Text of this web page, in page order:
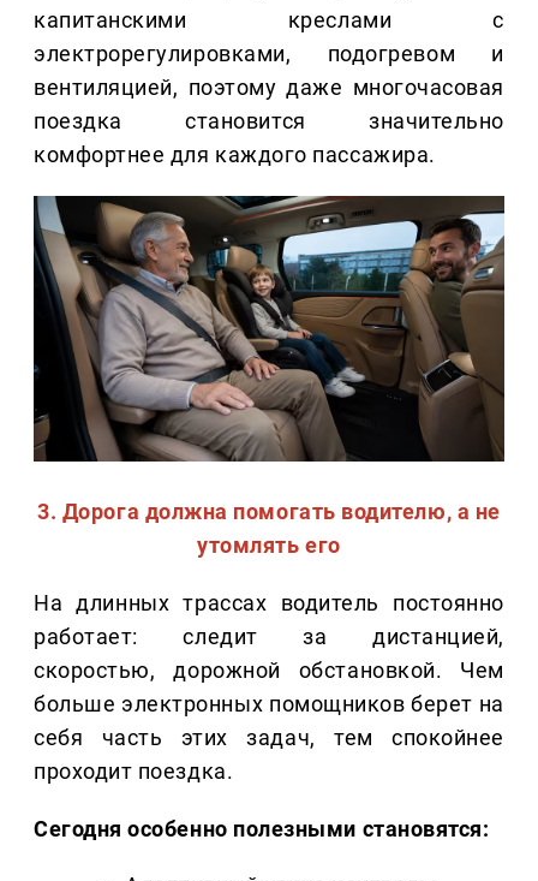
капитанскими креслами с
электрорегулировками, подогревом и
вентиляцией, поэтому даже многочасовая
поездка становится значительно
комфортнее для каждого пассажира.
3. Дорога должна помогать водителю, а не
утомлять его
На длинных трассах водитель постоянно
работает: следит за дистанцией,
скоростью, дорожной обстановкой. Чем
больше электронных помощников берет на
себя часть этих задач, тем спокойнее
проходит поездка.
Сегодня особенно полезными становятся: